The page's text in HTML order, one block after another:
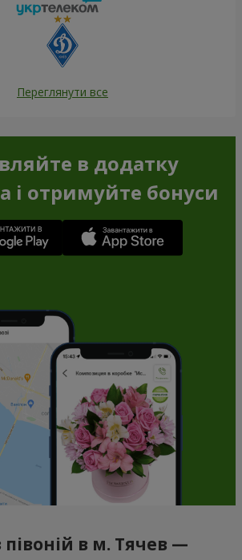
Переглянути все
в додатку
і отримуйте бонуси
півоній в м. Тячев —